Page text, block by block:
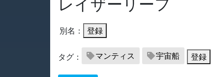
レイザーリーフ
別名： 登録
タグ： マンティス 宇宙船 登録